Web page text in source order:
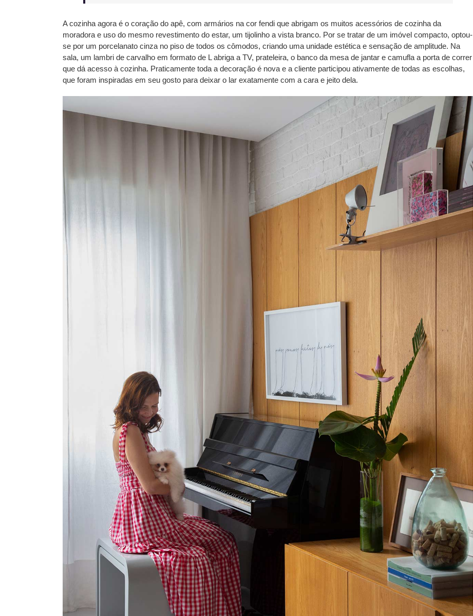
A cozinha agora é o coração do apê, com armários na cor fendi que abrigam os muitos acessórios de cozinha da
moradora e uso do mesmo revestimento do estar, um tijolinho a vista branco. Por se tratar de um imóvel compacto, optou-
se por um porcelanato cinza no piso de todos os cômodos, criando uma unidade estética e sensação de amplitude. Na
sala, um lambri de carvalho em formato de L abriga a TV, prateleira, o banco da mesa de jantar e camufla a porta de correr
que dá acesso à cozinha. Praticamente toda a decoração é nova e a cliente participou ativamente de todas as escolhas,
que foram inspiradas em seu gosto para deixar o lar exatamente com a cara e jeito dela.